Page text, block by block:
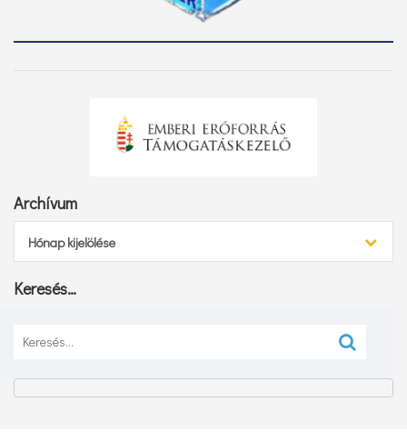
Archívum
Hónap kijelölése
Keresés…
Keresés: